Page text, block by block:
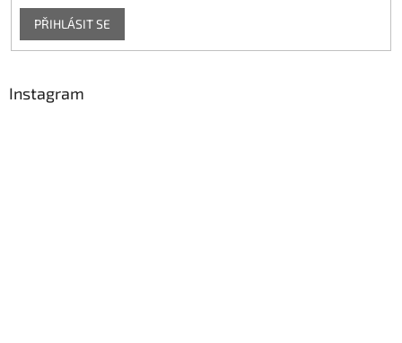
PŘIHLÁSIT SE
Instagram